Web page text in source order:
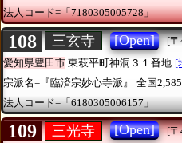
法人コード=「7180305005728」
108 三玄寺 [Open]
[〒
愛知県豊田市 東萩平町神洞３１番地 [
宗派名=『臨済宗妙心寺派』
全国
法人コード=「6180305006157」
109 三光寺 [Open]
[〒